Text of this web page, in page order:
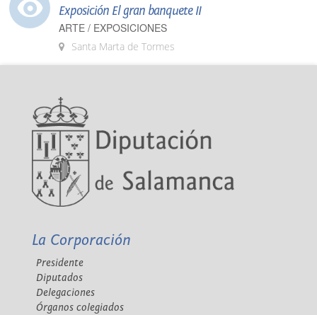
Exposición El gran banquete II
ARTE / EXPOSICIONES
Santa Marta de Tormes
La Corporación
Presidente
Diputados
Delegaciones
Órganos colegiados